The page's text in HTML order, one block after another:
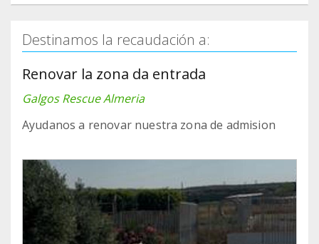
Destinamos la recaudación a:
Renovar la zona da entrada
Galgos Rescue Almeria
Ayudanos a renovar nuestra zona de admision